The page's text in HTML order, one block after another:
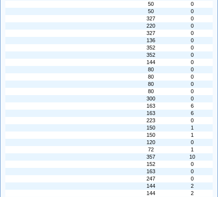
50
0
50
0
327
0
220
0
327
0
136
0
352
0
352
0
144
0
80
0
80
0
80
0
80
0
300
0
163
6
163
6
223
0
150
1
150
1
120
0
72
1
357
10
152
0
163
0
247
0
144
2
144
2